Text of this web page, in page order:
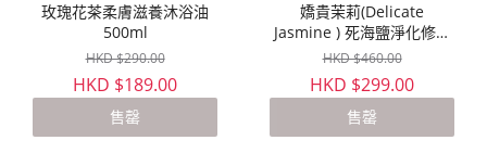
玫瑰花茶柔膚滋養沐浴油
500ml
HKD $290.00
HKD $189.00
售罄
嬌貴茉莉(Delicate
Jasmine ) 死海鹽淨化修護
身體磨砂 600g
HKD $460.00
HKD $299.00
售罄